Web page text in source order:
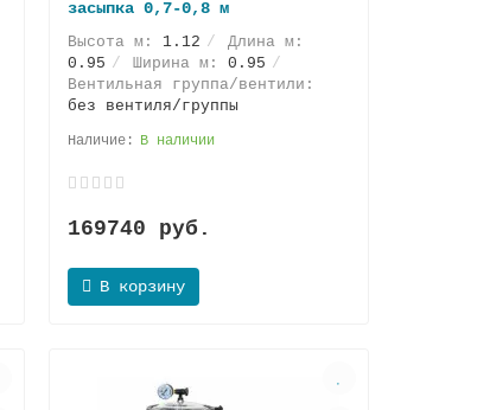
засыпка 0,7-0,8 м
Высота м: 1.12
Длина м:
0.95
Ширина м: 0.95
Вентильная группа/вентили:
без вентиля/группы
В наличии
169740 руб.
В корзину